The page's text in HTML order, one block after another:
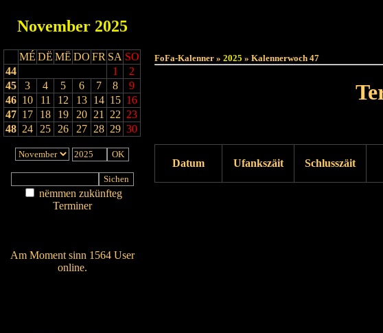
November 2025
MÉ DË MË DO FR SA SO
44
1
2
45
3 4 5 6 7 8
9
46 10 11 12 13 14 15 16
47 17 18 19 20 21 22 23
48 24 25 26 27 28 29 30
nëmmen zukünfteg
Terminer
Am Moment sinn 1564 User
online.
FoFa-Kalenner » 2025 » Kalennerwoch 47
Datum Ufankszäit Schlusszäit